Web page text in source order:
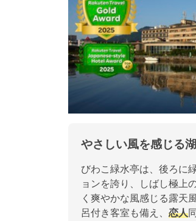
やさしい風を感じる
びわこ緑水亭は、後ろに
ョンを誇り、しばし極上
く爽やかな風感じる露天
呂付き客室も備え、 恋人